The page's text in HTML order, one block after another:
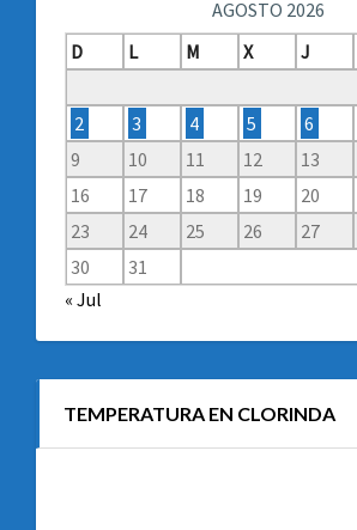
AGOSTO 2026
D
L M X J
2
3 4 5 6
9
10 11 12 13
16
17 18 19 20
23
24 25 26 27
30
31
« Jul
TEMPERATURA EN CLORINDA